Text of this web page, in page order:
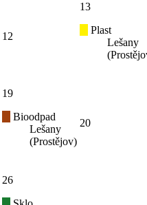
12
13
Plast
Lešany
19
Bioodpad
Lešany
(Prostějov)
20
26